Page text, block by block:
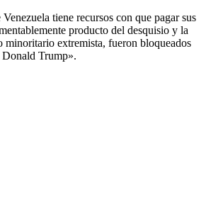
tiene recursos con que pagar sus
producto del desquisio y la
minoritario extremista, fueron bloqueados
Trump».